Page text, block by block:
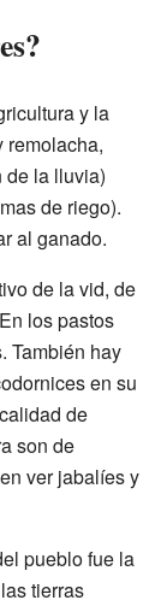
y la
remolacha,
de la lluvia)
de riego).
al ganado.
de la vid, de
los pastos
También hay
en su
de
son de
ver jabalíes y
pueblo fue la
tierras